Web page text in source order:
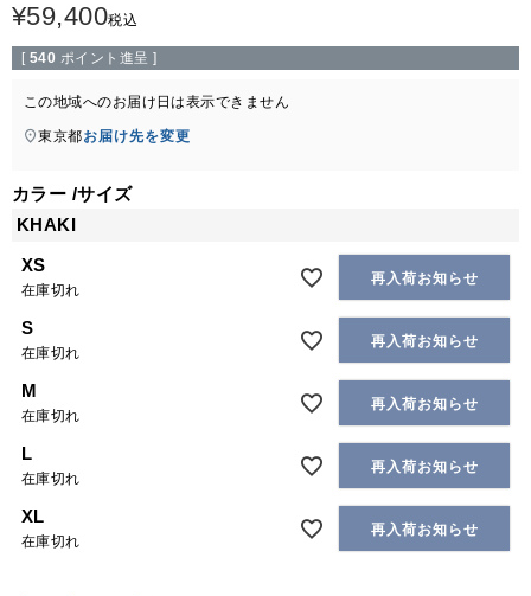
¥59,400税込
[ 540 ポイント進呈 ]
この地域へのお届け日は表示できません
東京都お届け先を変更
カラー サイズ
KHAKI
XS
在庫切れ
再入荷お知らせ
S
在庫切れ
再入荷お知らせ
M
在庫切れ
再入荷お知らせ
L
在庫切れ
再入荷お知らせ
XL
在庫切れ
再入荷お知らせ